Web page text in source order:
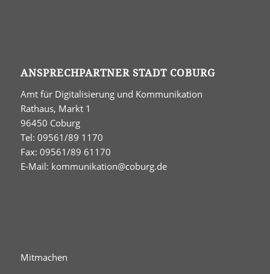
ANSPRECHPARTNER STADT COBURG
Amt für Digitalisierung und Kommunikation
Rathaus, Markt 1
96450 Coburg
Tel: 09561/89 1170
Fax: 09561/89 61170
E-Mail: kommunikation@coburg.de
Mitmachen